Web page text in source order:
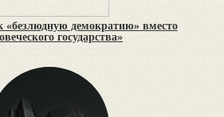
«безлюдную демократию» вместо
государства»